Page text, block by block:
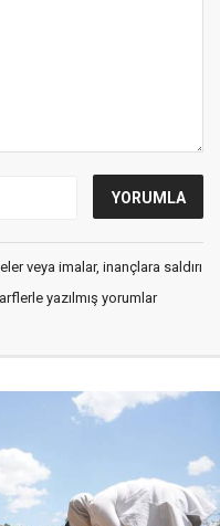
veya imalar, inançlara saldırı
yazılmış yorumlar